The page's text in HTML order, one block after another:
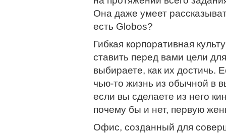
Она даже умеет
есть Globos?
Гибкая корпоративная
ставить перед вами цели
выбираете, как их
чью-то жизнь из обычной в
если вы сделаете из него
почему бы и нет, первую
Офис, созданный для